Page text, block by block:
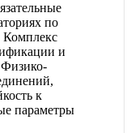
по
Комплекс
и
к
параметры